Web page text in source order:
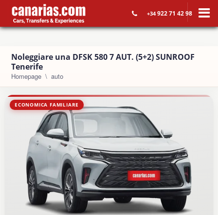
+34922 71 42 98
Noleggiare una DFSK 580 7 AUT. (5+2) SUNROOF
Tenerife
Homepage auto
ECONOMICA FAMILIARE